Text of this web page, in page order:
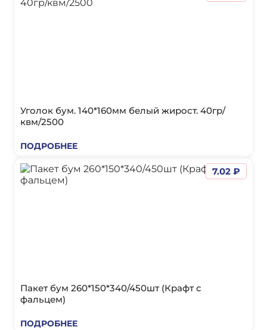
Уголок бум. 140*160мм белый жирост. 40гр/
квм/2500
ПОДРОБНЕЕ
Пакет бум 260*150*340/450шт (Крафт с
фальцем)
ПОДРОБНЕЕ
7.02 ₽